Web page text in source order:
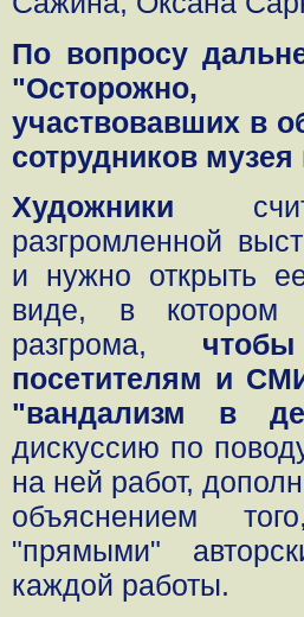
По вопросу
"Осторожно,
участвовавших в
сотрудников
Художники
разгромленной
и нужно открыть
виде, в котором
разгрома,
посетителям и
"вандализм в
дискуссию по
на ней работ,
объяснением
"прямыми"
каждой работы.